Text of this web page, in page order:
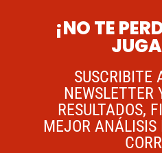
¡NO TE
SUSCRIBITE
NEWSLETTER
RESULTADOS,
MEJOR ANÁLISIS